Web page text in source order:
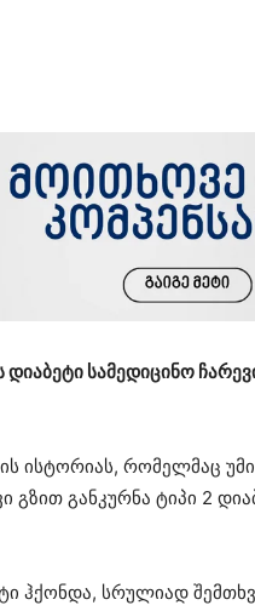
დიაბეტი სამედიცინო
ისტორიას, რომელმაც
გზით განკურნა ტიპი 2
ჰქონდა, სრულიად